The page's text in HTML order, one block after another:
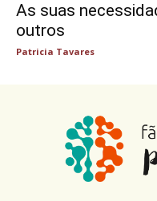
As suas
outros
Patricia Tavares